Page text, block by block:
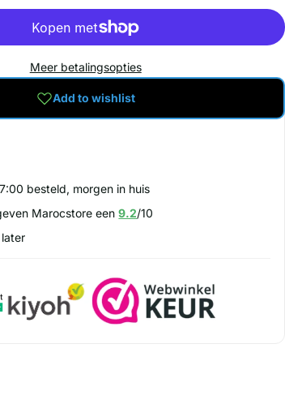
Meer betalingsopties
Add to wishlist
besteld, morgen in huis
Marocstore een9.2/10